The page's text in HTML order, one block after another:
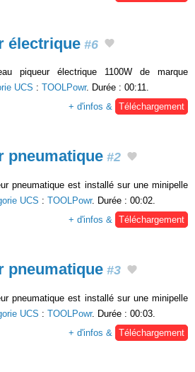
électrique #6
piqueur électrique 1100W de marque
UCS : TOOLPowr. Durée : 00:11.
+ d'infos & Téléchargement
pneumatique #2
pneumatique est installé sur une minipelle
UCS : TOOLPowr. Durée : 00:02.
+ d'infos &
Téléchargement
pneumatique #3
pneumatique est installé sur une minipelle
UCS : TOOLPowr. Durée : 00:03.
+ d'infos &
Téléchargement